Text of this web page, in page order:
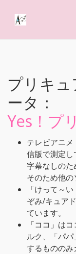
プリキ
ータ：
Yes！プ
テレビアニ
信版で測定し
字幕なしのた
そのため他の
「けって～
ぞみ/キュア
ています。
「ココ」は
ルク、「パ
するもののみ